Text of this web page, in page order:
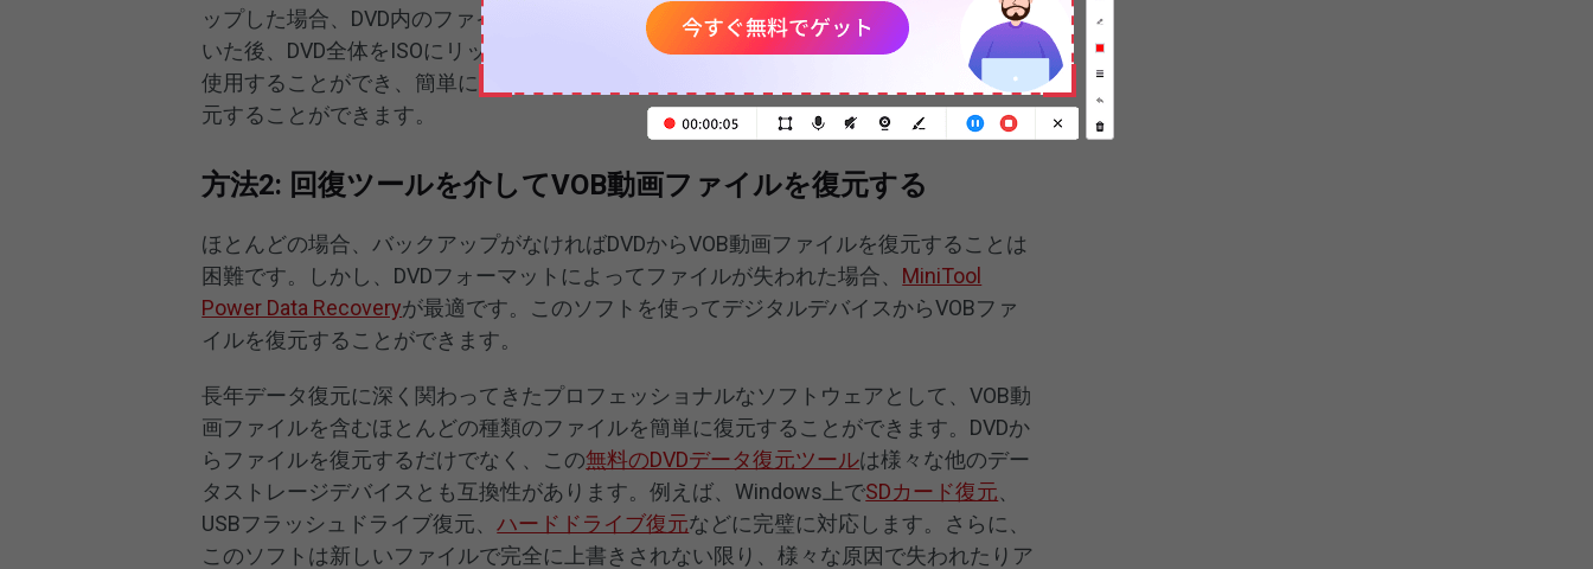
ップした場合、DVD内のファイルの損失はあまり影響しません。さらに、ファイルを焼
いた後、DVD全体をISOにリッピングした場合、DVDを再焼成するためにISOファイルを
使用することができ、簡単に失われたVOBファイルを含む元のディスクコンテンツを復
元することができます。
方法2: 回復ツールを介してVOB動画ファイルを復元する
ほとんどの場合、バックアップがなければDVDからVOB動画ファイルを復元することは
困難です。しかし、DVDフォーマットによってファイルが失われた場合、 MiniTool
Power Data Recoveryが最適です。このソフトを使ってデジタルデバイスからVOBファ
イルを復元することができます。
長年データ復元に深く関わってきたプロフェッショナルなソフトウェアとして、VOB動
画ファイルを含むほとんどの種類のファイルを簡単に復元することができます。DVDか
らファイルを復元するだけでなく、この無料のDVDデータ復元ツールは様々な他のデー
タストレージデバイスとも互換性があります。例えば、Windows上でSDカード復元
USBフラッシュドライブ復元、ハードドライブ復元などに完璧に対応します。さらに、
このソフトは新しいファイルで完全に上書きされない限り、様々な原因で失われたりア